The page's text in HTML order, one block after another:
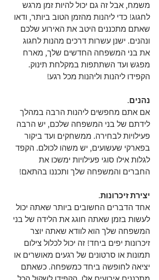
משמח, אבל זה גם יכול להיות זמן מרגש
לחגוג! כדי ליהנות מהזמן הטוב ביותר, ודאו
שאתם מתכננים היטב את האירוע שלכם
ונהנים. ישנן עשרות דרכים מהנות לחגוג
את בני המשפחה החדשים שלך, מארח
מפגש ועד השתתפות במקלחת תינוק.
הקפידו ליהנות וליהנות מכל רגע!
נהנים.
אם אתם מחפשים ליהנות הרבה במהלך
לידתם של בני המשפחה שלכם, יש הרבה
פעילויות לבחירה. ממשחקים ועד ביקור
בפארקי שעשועים, יש משהו לכולם. הקפד
לגלות אילו סוגי פעילויות ימשכו את
החברים והמשפחה שלך ותכננו בהתאם!
יצירת זיכרונות.
אחד הדברים החשובים ביותר שאתה יכול
לעשות בזמן שאתה חוגג את הלידה של בני
המשפחה שלך הוא לוודא שאתה יוצר
זיכרונות יפים ביחד! זה יכול לכלול צילום
תמונות או סרטונים של רגעים מאושרים או
יציאה לחופשה ביחד כמשפחה. כשאתם